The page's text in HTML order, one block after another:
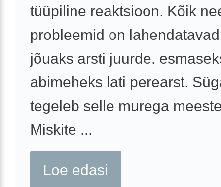
tüüpiline reaktsioon. Kõik
probleemid on
jõuaks arsti juurde.
abimeheks lati perearst.
tegeleb selle murega
Miskite ...
Loe edasi